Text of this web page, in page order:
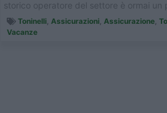
storico operatore del settore è ormai un
Toninelli, Assicurazioni, Assicurazione,
Vacanze